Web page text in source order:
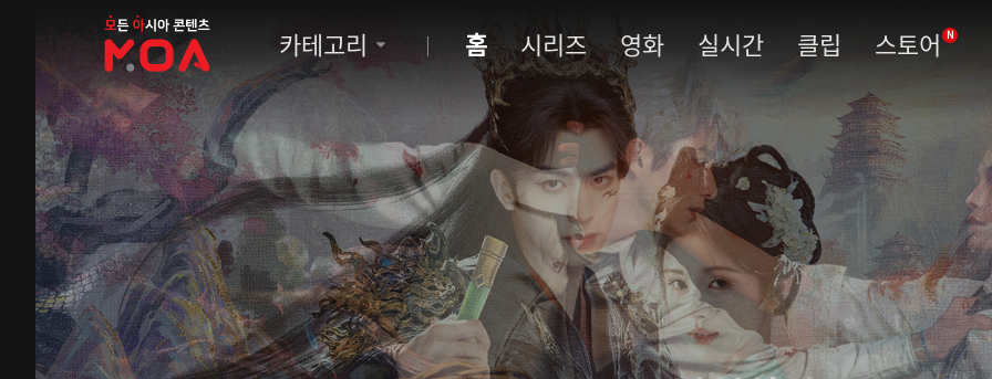
MOA
카테고리 홈 시리즈 영화 실시간 클립 스토어 N